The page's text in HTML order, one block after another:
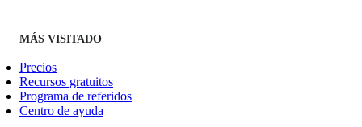
MÁS VISITADO
Precios
Recursos gratuitos
Programa de referidos
Centro de ayuda